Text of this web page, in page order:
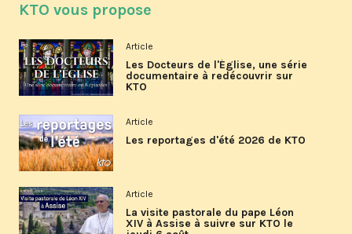
KTO vous propose
Article
Les Docteurs de l'Église, une série
documentaire à redécouvrir sur
KTO
Article
Les reportages d'été 2026 de KTO
Article
La visite pastorale du pape Léon
XIV à Assise à suivre sur KTO le